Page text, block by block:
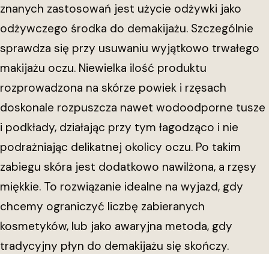
znanych zastosowań jest użycie odżywki jako
odżywczego środka do demakijażu. Szczególnie
sprawdza się przy usuwaniu wyjątkowo trwałego
makijażu oczu. Niewielka ilość produktu
rozprowadzona na skórze powiek i rzęsach
doskonale rozpuszcza nawet wodoodporne tusze
i podkłady, działając przy tym łagodząco i nie
podrażniając delikatnej okolicy oczu. Po takim
zabiegu skóra jest dodatkowo nawilżona, a rzęsy
miękkie. To rozwiązanie idealne na wyjazd, gdy
chcemy ograniczyć liczbę zabieranych
kosmetyków, lub jako awaryjna metoda, gdy
tradycyjny płyn do demakijażu się skończy.